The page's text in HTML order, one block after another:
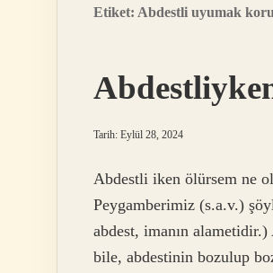
Etiket: Abdestli uyumak
Tarih: Eylül 28, 2024
Abdestli iken ölürsem ne
Peygamberimiz (s.a.v.)
abdest, imanın
bile, abdestinin bozulup